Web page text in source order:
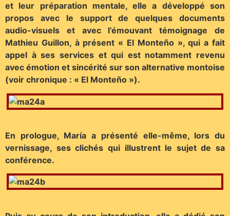
et leur préparation mentale, elle a développé son
propos avec le support de quelques documents
audio-visuels et avec l’émouvant témoignage de
Mathieu Guillon, à présent « El Monteño », qui a fait
appel à ses services et qui est notamment revenu
avec émotion et sincérité sur son alternative montoise
(voir chronique : « El Monteño »).
En prologue, María a présenté elle-même, lors du
vernissage, ses clichés qui illustrent le sujet de sa
conférence.